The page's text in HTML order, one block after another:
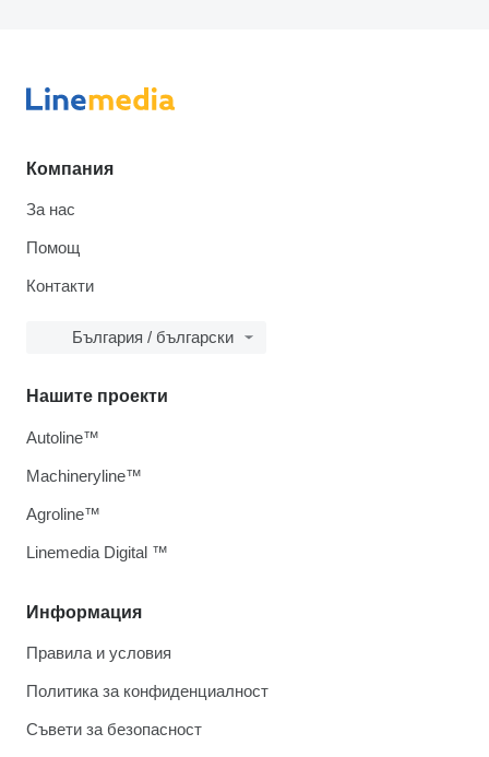
Компания
За нас
Помощ
Контакти
България / български
Информация
Правила и условия
Политика за конфиденциалност
Съвети за безопасност
Нашите проекти
Autoline™
Machineryline™
Agroline™
Linemedia Digital ™